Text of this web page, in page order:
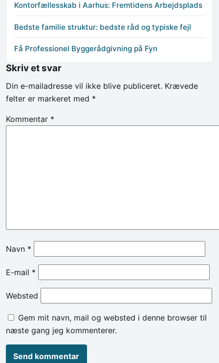
Kontorfællesskab i Aarhus: Fremtidens Arbejdsplads
Bedste familie struktur: bedste råd og typiske fejl
Få Professionel Byggerådgivning på Fyn
Skriv et svar
Din e-mailadresse vil ikke blive publiceret. Krævede
felter er markeret med *
Kommentar *
Navn *
E-mail *
Websted
Gem mit navn, mail og websted i denne browser til
næste gang jeg kommenterer.